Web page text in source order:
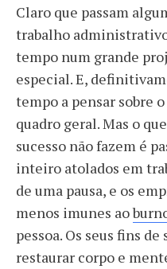
Claro que passam
trabalho
tempo num grande
especial. E,
tempo a pensar sobre
quadro geral. Mas o
sucesso não fazem é
inteiro atolados em
de uma pausa, e os
menos imunes ao
pessoa. Os seus fins de
restaurar corpo e